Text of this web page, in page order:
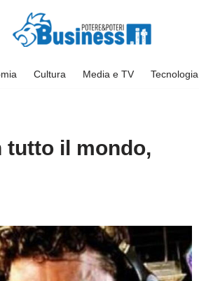
Cultura Media e TV Tecnologia
il mondo,